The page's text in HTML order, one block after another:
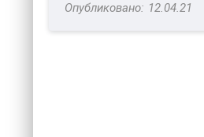
12.04.21